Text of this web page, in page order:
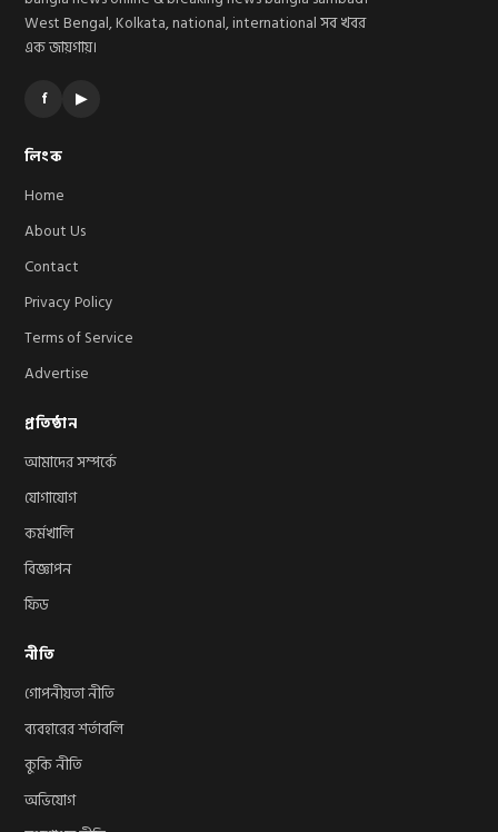
West Bengal, Kolkata, national, international সব খবর
এক জায়গায়।
f ▶
লিংক
Home
About Us
Contact
Privacy Policy
Terms of Service
Advertise
প্রতিষ্ঠান
আমাদের সম্পর্কে
যোগাযোগ
কর্মখালি
বিজ্ঞাপন
ফিড
নীতি
গোপনীয়তা নীতি
ব্যবহারের শর্তাবলি
কুকি নীতি
অভিযোগ